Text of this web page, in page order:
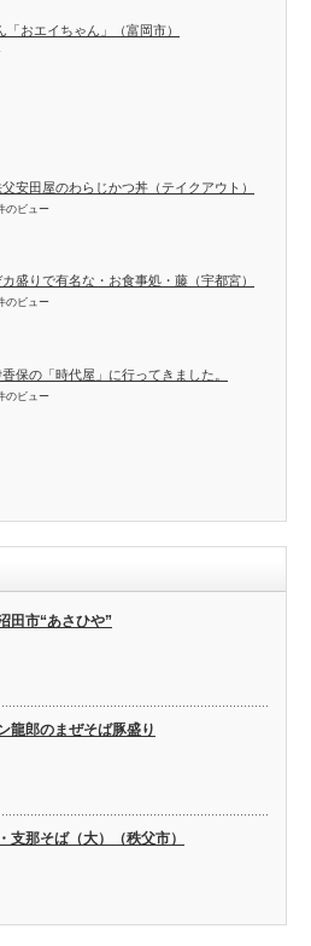
「おエイちゃん」（富岡市）
父安田屋のわらじかつ丼（テイクアウト）
のビュー
カ盛りで有名な・お食事処・藤（宇都宮）
のビュー
香保の「時代屋」に行ってきました。
のビュー
田市“あさひや”
龍郎のまぜそば豚盛り
支那そば（大）（秩父市）